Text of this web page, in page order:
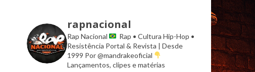
rapnacional
Rap Nacional
Rap • Cultura Hip-Hop •
Resistência Portal & Revista | Desde
1999 Por @mandrakeoficial
Lançamentos, clipes e matérias